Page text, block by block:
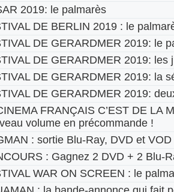
2019: le palmarès
DE BERLIN 2019 : le
DE GERARDMER 2019: le
DE GERARDMER 2019: les
DE GERARDMER 2019: la
DE GERARDMER 2019:
FRANÇAIS C’EST DE LA
volume en précommande !
: sortie Blu-Ray, DVD et VOD
: Gagnez 2 DVD + 2 Blu-
WAR ON SCREEN : le